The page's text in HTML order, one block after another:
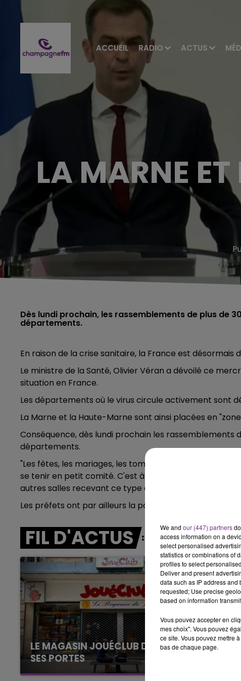
ACCUEIL RADIO ACTUS
10h00 - 14h00
LE TICKET DE CAISSE
LA MARNE
Dès lundi prochain, les rassemblements de plus de
départements.
En raison de la crise sanitaire, la France est désormais
Le ministre de la Santé, Olivier Véran a dévoilé ce
situation en France.
Les départements où le virus circule activement sont
La Marne et la Haute-Marne sont ainsi placées en
Conséquence, dès lundi prochain les rassemblements
départements.
"Les fêtes, les mariages, les tombolas, les événements
se tenir en petit comité. C'est à dire à moins de 30
autres salles recevant ce type d'événements devront
Les préfets ont par ailleurs la possibilité de prendre
FIL D'ACTUS
LE MAGASIN JOUÉCLUB DE REIMS FERME
SES PORTES
C'était l'une des institutions du centre-ville
We and our (447) partners
access information on a
select personalised
statistics or combinations of
profiles to select
Deliver and present
data such as IP address
requested; Use precise
based on information
Vous pouvez accepter en
mes choix". Vous pouvez
ce site. Vous pouvez mettre
bas de chaque page.